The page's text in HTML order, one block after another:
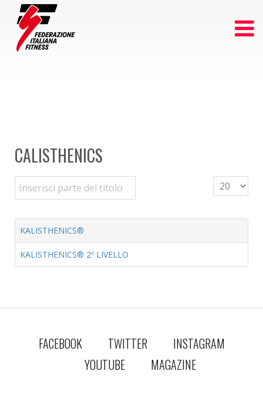
CALISTHENICS
Inserisci parte del titolo Visualizza
KALISTHENICS®
KALISTHENICS® 2º LIVELLO
FACEBOOK TWITTER
INSTAGRAM
YOUTUBE
MAGAZINE